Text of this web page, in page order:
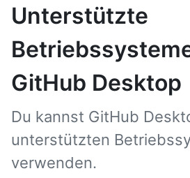
Unterstützte
GitHub Desktop
Du kannst GitHub
unterstützten
verwenden.